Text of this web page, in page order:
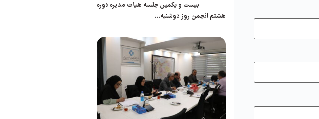
بیست و یکمین جلسه هیات مدیره دوره
هشتم انجمن روز دوشنبه...